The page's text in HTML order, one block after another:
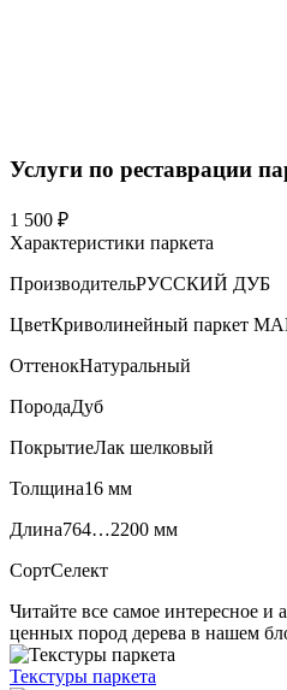
Услуги по реставрации
1 500 ₽
Характеристики паркета
ПроизводительРУССКИЙ ДУБ
ЦветКриволинейный паркет
ОттенокНатуральный
ПородаДуб
ПокрытиеЛак шелковый
Толщина16 мм
Длина764…2200 мм
СортСелект
Читайте все самое интересное и
ценных пород дерева в нашем
Текстуры паркета